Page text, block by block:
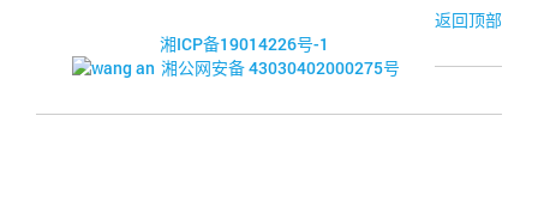
返回顶部
湘ICP备19014226号-1
湘公网安备 43030402000275号